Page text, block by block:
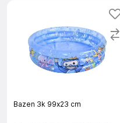
Bazen 3k 99x23 cm